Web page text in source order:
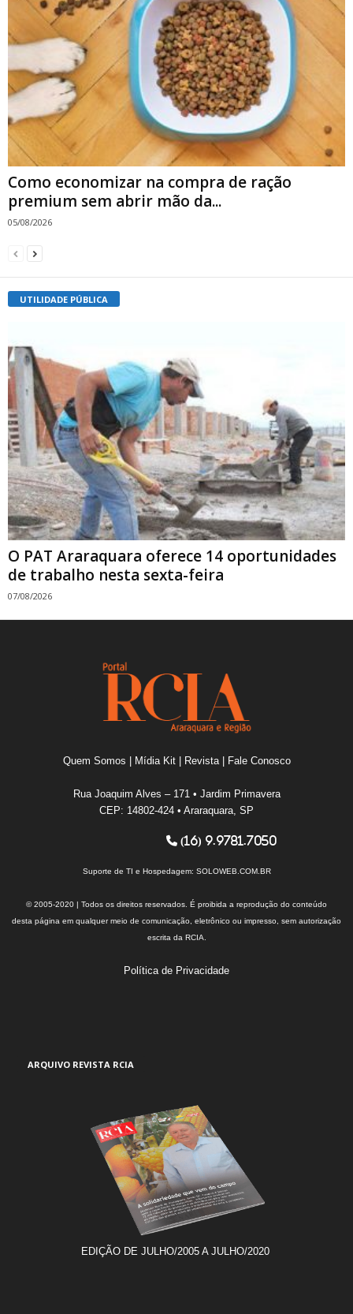
Como economizar na compra de ração
premium sem abrir mão da...
05/08/2026
UTILIDADE PÚBLICA
O PAT Araraquara oferece 14 oportunidades
de trabalho nesta sexta-feira
07/08/2026
Quem Somos Mídia Kit| Revista| Fale Conosco
Rua Joaquim Alves – 171 • Jardim Primavera
CEP: 14802-424 • Araraquara, SP
(16) 9.9781.7050
Suporte de TI e Hospedagem: SOLOWEB.COM.BR
© 2005-2020 | Todos os direitos reservados. É proibida a reprodução do conteúdo
desta página em qualquer meio de comunicação, eletrônico ou impresso, sem autorização
escrita da RCIA.
Política de Privacidade
ARQUIVO REVISTA RCIA
EDIÇÃO DE JULHO/2005 A JULHO/2020